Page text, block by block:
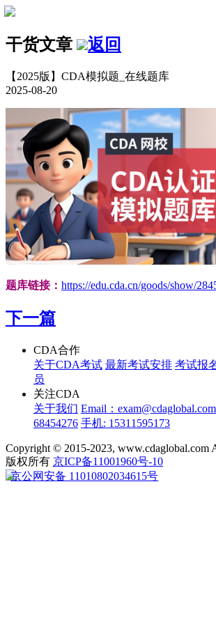
干货文章 返回
【2025版】CDA模拟题_在线题库
2025-08-20
题库链接： https://edu.cda.cn/goods/show/
下一篇
CDA合作
关于CDA考试 最新考试安排 考试报
员
关注CDA
关于我们 Email：exam@cdaglobal.com
68454276 手机: 15311595173
Copyright © 2015-2023, www.cdaglobal.com
版权所有 京ICP备11001960号-10
京公网安备 11010802034615号